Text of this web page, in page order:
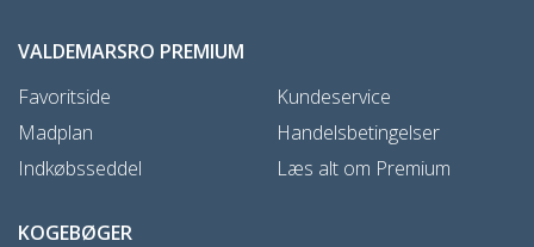
VALDEMARSRO PREMIUM
Favoritside
Madplan
Indkøbsseddel
Kundeservice
Handelsbetingelser
Læs alt om Premium
KOGEBØGER